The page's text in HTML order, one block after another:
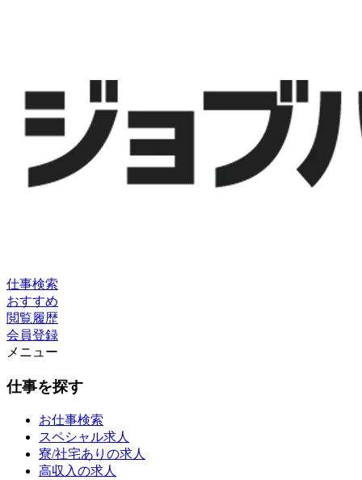
仕事検索
おすすめ
閲覧履歴
会員登録
メニュー
仕事を探す
お仕事検索
スペシャル求人
寮/社宅ありの求人
高収入の求人